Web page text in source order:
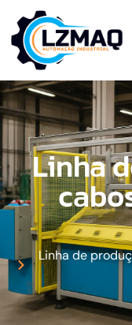
Linha
Linha de